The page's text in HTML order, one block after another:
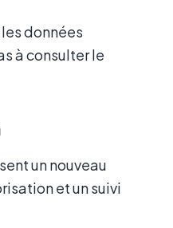
données
à consulter le
un nouveau
et un suivi